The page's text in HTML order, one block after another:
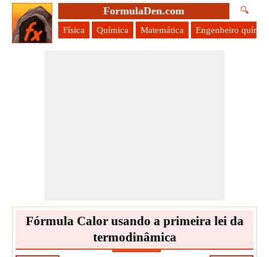
FormulaDen.com 🔍
Física Química Matemática Engenheiro
Fórmula Calor usando a primeira lei da
termodinâmica